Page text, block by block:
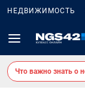
НЕДВИЖИМОСТЬ
Что важно знать о